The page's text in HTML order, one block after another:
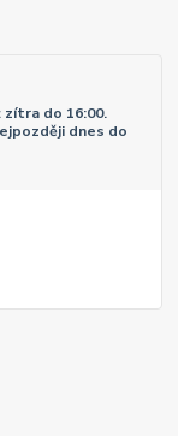
zítra do 16:00.
dnes do